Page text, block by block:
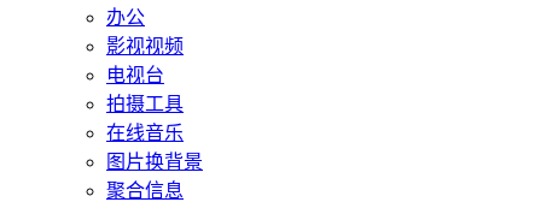
办公
影视视频
电视台
拍摄工具
在线音乐
图片换背景
聚合信息